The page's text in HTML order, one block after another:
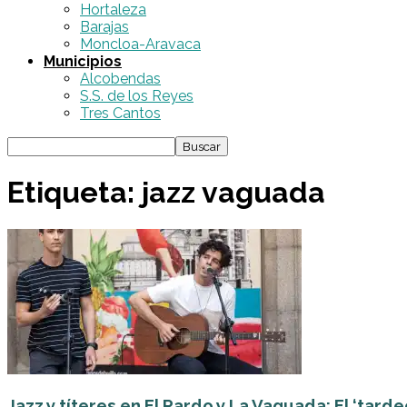
Hortaleza
Barajas
Moncloa-Aravaca
Municipios
Alcobendas
S.S. de los Reyes
Tres Cantos
Etiqueta: jazz vaguada